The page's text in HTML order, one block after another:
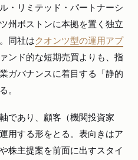
・リミテッド・パートナーシ
州ボストンに本拠を置く独立
同社はクオンツ型の運用アプ
ンド的な短期売買よりも、指
ガバナンスに着目する「静的
。
であり、顧客（機関投資家
用する形をとる。表向きはア
株主提案を前面に出すスタイ